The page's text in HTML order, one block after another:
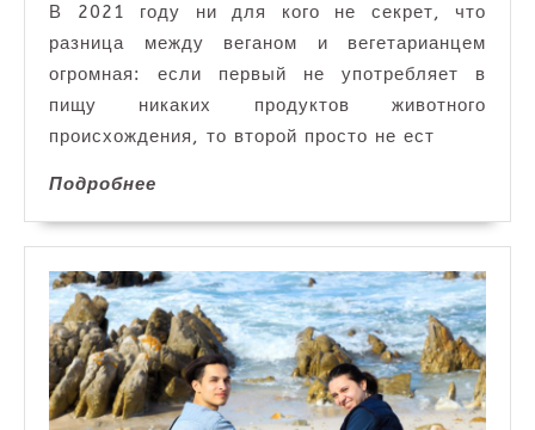
—
самые
лучшие
кафе
по
миру,
куда
поехать
и
где
можно
вкусно
поесть
В 2021 году ни для кого не секрет, что
разница между веганом и вегетарианцем
огромная: если первый не употребляет в
пищу никаких продуктов животного
происхождения, то второй просто не ест
Подробнее